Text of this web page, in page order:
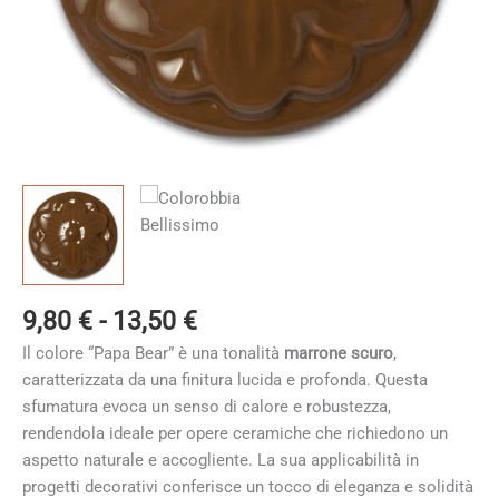
9,80 € - 13,50 €Fascia
di
prezzo:
da
9,80 €
a
13,50 €
Il colore “Papa Bear” è una tonalità marrone scuro,
caratterizzata da una finitura lucida e profonda. Questa
sfumatura evoca un senso di calore e robustezza,
rendendola ideale per opere ceramiche che richiedono un
aspetto naturale e accogliente. La sua applicabilità in
progetti decorativi conferisce un tocco di eleganza e solidità